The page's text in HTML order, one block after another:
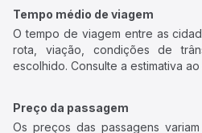
Tempo médio de viagem
O tempo de viagem entre as
rota, viação, condições de
escolhido. Consulte a estimativa
Preço da passagem
Os preços das passagens